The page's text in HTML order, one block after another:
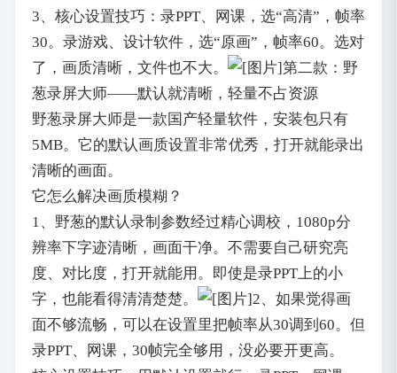
3、核心设置技巧：录PPT、网课，选“高清”，帧率
30。录游戏、设计软件，选“原画”，帧率60。选对
了，画质清晰，文件也不大。
第二款：野
葱录屏大师——默认就清晰，轻量不占资源
野葱录屏大师是一款国产轻量软件，安装包只有
5MB。它的默认画质设置非常优秀，打开就能录出
清晰的画面。
它怎么解决画质模糊？
1、野葱的默认录制参数经过精心调校，1080p分
辨率下字迹清晰，画面干净。不需要自己研究亮
度、对比度，打开就能用。即使是录PPT上的小
字，也能看得清清楚楚。
2、如果觉得画
面不够流畅，可以在设置里把帧率从30调到60。但
录PPT、网课，30帧完全够用，没必要开更高。